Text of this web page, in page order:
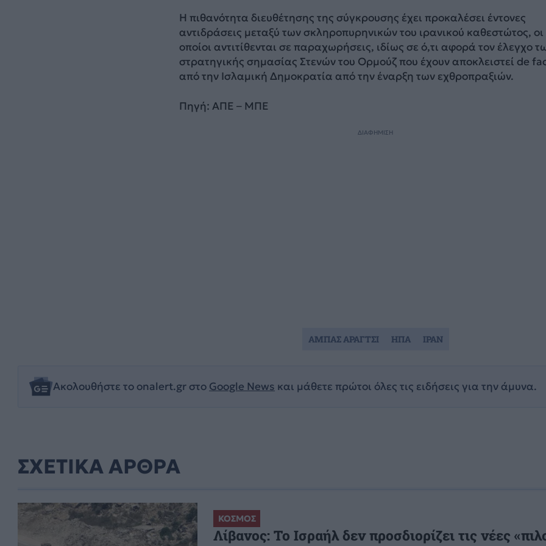
Η πιθανότητα διευθέτησης της σύγκρουσης έχει προκαλέσει έντονες
αντιδράσεις μεταξύ των σκληροπυρηνικών του ιρανικού καθεστώτος, οι
οποίοι αντιτίθενται σε παραχωρήσεις, ιδίως σε ό,τι αφορά τον έλεγχο
στρατηγικής σημασίας Στενών του Ορμούζ που έχουν αποκλειστεί de
από την Ισλαμική Δημοκρατία από την έναρξη των εχθροπραξιών.
Πηγή: ΑΠΕ – ΜΠΕ
ΔΙΑΦΗΜΙΣΗ
Ακολουθήστε το onalert.gr στο Google News και μάθετε πρώτοι όλες τις ειδήσεις για την άμυνα.
ΑΜΠΑΣ ΑΡΑΓΤΣΙ ΗΠΑ ΙΡΑΝ
ΣΧΕΤΙΚΑ ΑΡΘΡΑ
ΚΟΣΜΟΣ
Λίβανος: Το Ισραήλ δεν προσδιορίζει τις νέες